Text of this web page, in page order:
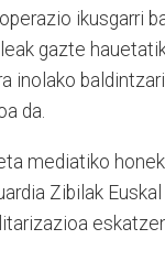
ikusgarri
gazte
inolako
da.
mediatiko
Zibilak